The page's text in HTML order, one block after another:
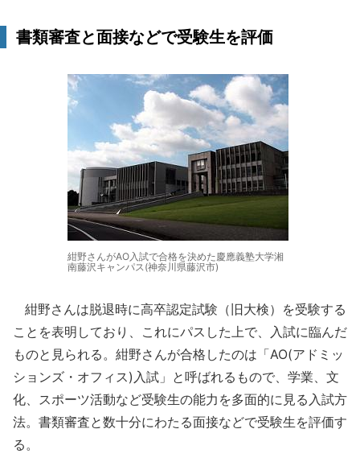
書類審査と面接などで受験生を評価
紺野さんがAO入試で合格を決めた慶應義塾大学湘
南藤沢キャンパス(神奈川県藤沢市)
紺野さんは脱退時に高卒認定試験（旧大検）を受験する
ことを表明しており、これにパスした上で、入試に臨んだ
ものと見られる。紺野さんが合格したのは「AO(アドミッ
ションズ・オフィス)入試」と呼ばれるもので、学業、文
化、スポーツ活動など受験生の能力を多面的に見る入試方
法。書類審査と数十分にわたる面接などで受験生を評価す
る。